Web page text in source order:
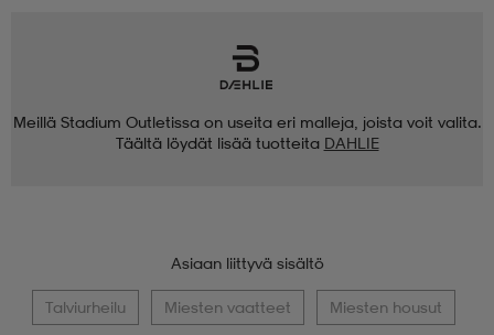
Meillä Stadium Outletissa on useita eri malleja, joista voit valita.
Täältä löydät lisää tuotteita DAHLIE
Asiaan liittyvä sisältö
Talviurheilu Miesten vaatteet Miesten housut